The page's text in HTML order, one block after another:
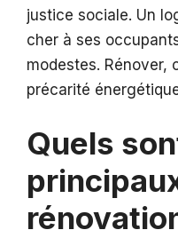
justice sociale. Un
cher à ses
modestes. Rénover,
précarité
Quels